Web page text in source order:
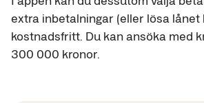
extra inbetalningar (eller lösa lånet
kostnadsfritt. Du kan ansöka med
300 000 kronor.